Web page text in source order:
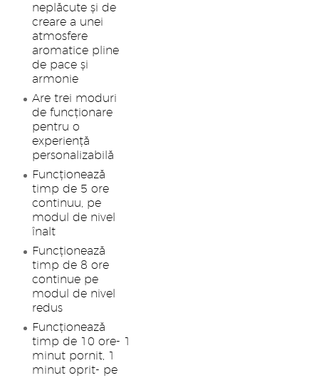
neplăcute și de
creare a unei
atmosfere
aromatice pline
de pace și
armonie
Are trei moduri
de funcționare
pentru o
experiență
personalizabilă
Funcționează
timp de 5 ore
continuu, pe
modul de nivel
înalt
Funcționează
timp de 8 ore
continue pe
modul de nivel
redus
Funcționează
timp de 10 ore- 1
minut pornit, 1
minut oprit- pe